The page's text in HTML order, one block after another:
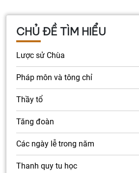
CHỦ ĐỀ TÌM HIỂU
Lược sử Chùa
Pháp môn và tông chỉ
Thầy tổ
Tăng đoàn
Các ngày lễ trong năm
Thanh quy tu học